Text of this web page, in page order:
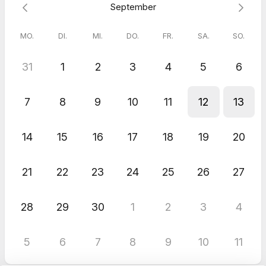
September
MO. DI. MI. DO. FR. SA. SO.
31 1 2 3 4 5 6
7 8 9 10 11 12 13
14 15 16 17 18 19 20
21 22 23 24 25 26 27
28 29 30 1 2 3 4
5 6 7 8 9 10 11